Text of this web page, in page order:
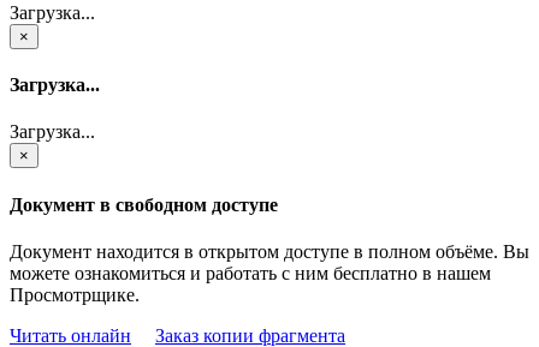
Загрузка...
×
Загрузка...
Загрузка...
×
Документ в свободном доступе
Документ находится в открытом доступе в полном объёме. Вы
можете ознакомиться и работать с ним бесплатно в нашем
Просмотрщике.
Читать онлайн
Заказ копии фрагмента